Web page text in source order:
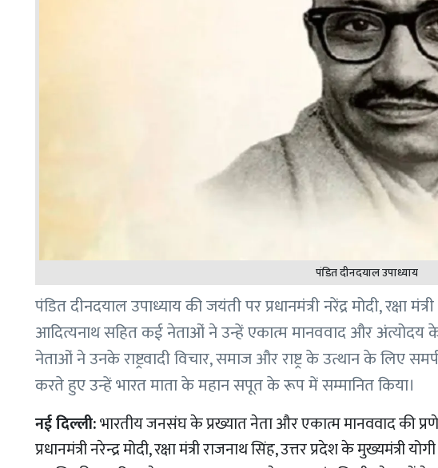
पंडित दीनदयाल उपाध्याय
पंडित दीनदयाल उपाध्याय की जयंती पर प्रधानमंत्री नरेंद्र मोदी, रक्षा
आदित्यनाथ सहित कई नेताओं ने उन्हें एकात्म मानववाद और अंत्योदय के
नेताओं ने उनके राष्ट्रवादी विचार, समाज और राष्ट्र के उत्थान के लिए
करते हुए उन्हें भारत माता के महान सपूत के रूप में सम्मानित किया।
नई दिल्ली:भारतीय जनसंघ के प्रख्यात नेता और एकात्म मानववाद की
प्रधानमंत्री नरेन्द्र मोदी, रक्षा मंत्री राजनाथ सिंह, उत्तर प्रदेश के